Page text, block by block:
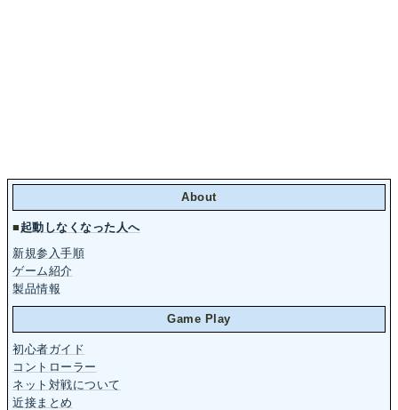
About
■起動しなくなった人へ
新規参入手順
ゲーム紹介
製品情報
Game Play
初心者ガイド
コントローラー
ネット対戦について
近接まとめ